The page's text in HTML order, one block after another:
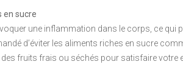
en sucre
une inflammation dans le corps, ce qui
d’éviter les aliments riches en sucre
fruits frais ou séchés pour satisfaire votre